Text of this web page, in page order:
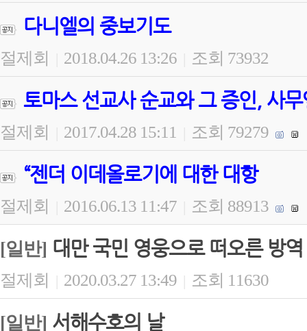
다니엘의 중보기도
절제회 2018.04.26 13:26 조회 73932
토마스 선교사 순교와 그 증인, 사
절제회 2017.04.28 15:11 조회 79279
“젠더 이데올로기에 대한 대항
절제회 2016.06.13 11:47 조회 88913
[일반] 대만 국민 영웅으로 떠오른 방
절제회 | 2020.03.27 13:49 | 조회 11630
[일반] 서해수호의 날